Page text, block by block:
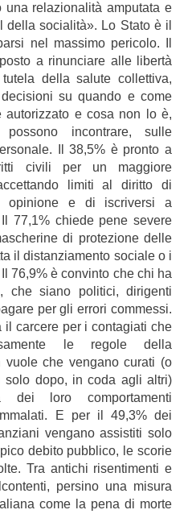
una relazionalità amputata e
socialità». Lo Stato è il
nel massimo pericolo. Il
a rinunciare alle libertà
della salute collettiva,
su quando e come
e cosa non lo è,
incontrare, sulle
Il 38,5% è pronto a
civili per un maggiore
limiti al diritto di
opinione e di iscriversi a
77,1% chiede pene severe
di protezione delle
il distanziamento sociale o i
76,9% è convinto che chi ha
che siano politici, dirigenti
per gli errori commessi.
il carcere per i contagiati che
le regole della
vuole che vengano curati (o
solo dopo, in coda agli altri)
loro comportamenti
E per il 49,3% dei
vengano assistiti solo
debito pubblico, le scorie
Tra antichi risentimenti e
persino una misura
come la pena di morte